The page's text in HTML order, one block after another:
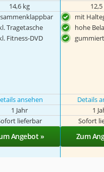
14,6 kg
Tragetasche
Fitness-DVD
mit
hohe
ansehen Details
1 Jahr 1
lieferbar Sofort
Angebot » Zum